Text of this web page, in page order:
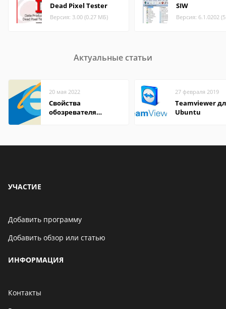
Dead Pixel Tester
Версия: 3.00 (0.27 МБ)
SIW
Версия: 6.1.0202
Актуальные статьи
20 мая 2022
Свойства
обозревателя
27 февраля 2019
Teamviewer
Ubuntu
УЧАСТИЕ
Добавить программу
Добавить обзор или статью
ИНФОРМАЦИЯ
Контакты